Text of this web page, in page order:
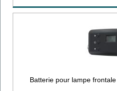
Batterie pour lampe